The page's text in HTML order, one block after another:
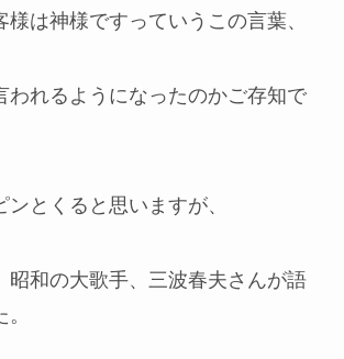
様は神様ですっていうこの言葉、
われるようになったのかご存知で
とくると思いますが、
昭和の大歌手、三波春夫さんが語